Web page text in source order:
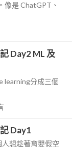
像是 ChatGPT、
Day2 ML 及
learning分成三個
Day1
想趁著育嬰假空